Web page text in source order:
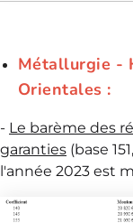
Métallurgie -
Orientales :
- Le barème des
garanties (base
l'année 2023 est